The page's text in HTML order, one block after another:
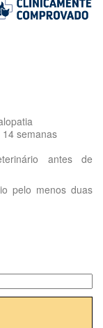
semanas
antes de
pelo menos duas